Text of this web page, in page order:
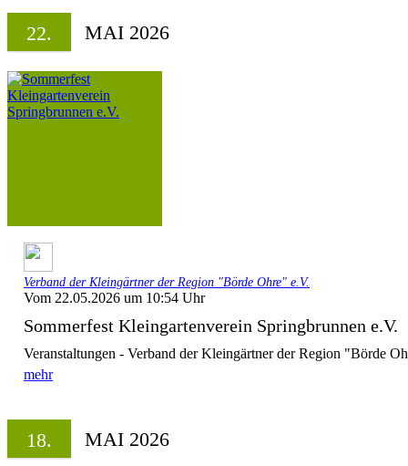
22. MAI 2026
Verband der Kleingärtner der Region "Börde Ohre" e.V.
Vom 22.05.2026 um 10:54 Uhr
Sommerfest Kleingartenverein Springbrunnen e.V.
Veranstaltungen - Verband der Kleingärtner der Region "Börde
mehr
18. MAI 2026